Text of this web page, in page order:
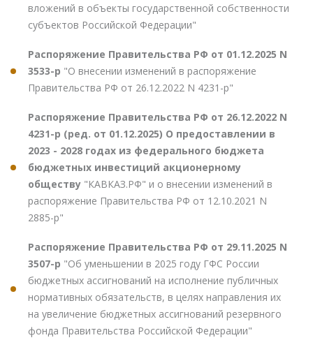
вложений в объекты государственной собственности
субъектов Российской Федерации"
Распоряжение Правительства РФ от 01.12.2025 N
3533-р "О внесении изменений в распоряжение
Правительства РФ от 26.12.2022 N 4231-р"
Распоряжение Правительства РФ от 26.12.2022 N
4231-р (ред. от 01.12.2025) О предоставлении в
2023 - 2028 годах из федерального бюджета
бюджетных инвестиций акционерному
обществу "КАВКАЗ.РФ" и о внесении изменений в
распоряжение Правительства РФ от 12.10.2021 N
2885-р"
Распоряжение Правительства РФ от 29.11.2025 N
3507-р "Об уменьшении в 2025 году ГФС России
бюджетных ассигнований на исполнение публичных
нормативных обязательств, в целях направления их
на увеличение бюджетных ассигнований резервного
фонда Правительства Российской Федерации"